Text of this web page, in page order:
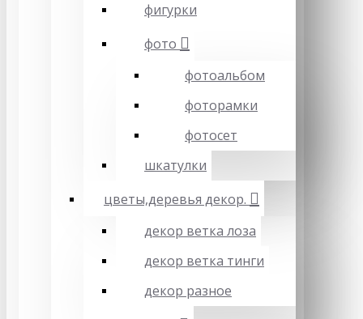
фигурки
фото
фотоальбом
фоторамки
фотосет
шкатулки
цветы,деревья декор.
декор ветка лоза
декор ветка тинги
декор разное